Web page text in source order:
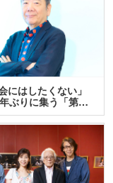
にはしたくない」
ぶりに集う「第…